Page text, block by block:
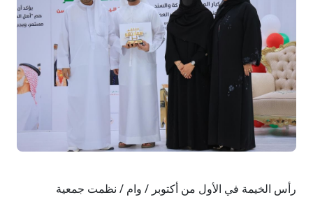
رأس الخيمة في الأول من أكتوبر / وام / نظمت جمعية